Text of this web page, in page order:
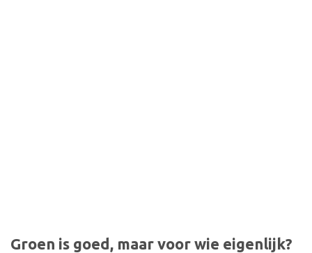
Groen is goed, maar voor wie eigenlijk?